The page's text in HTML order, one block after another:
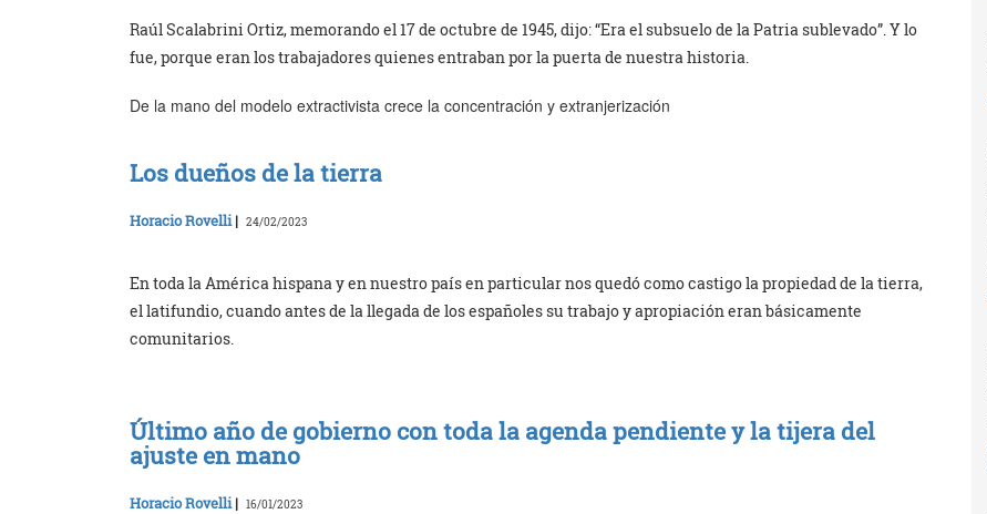
Raúl Scalabrini Ortiz, memorando el 17 de octubre de 1945, dijo: “Era el subsuelo de la Patria sublevado”. Y lo
fue, porque eran los trabajadores quienes entraban por la puerta de nuestra historia.
De la mano del modelo extractivista crece la concentración y extranjerización
Los dueños de la tierra
Horacio Rovelli| 24/02/2023
En toda la América hispana y en nuestro país en particular nos quedó como castigo la propiedad de la tierra,
el latifundio, cuando antes de la llegada de los españoles su trabajo y apropiación eran básicamente
comunitarios.
Último año de gobierno con toda la agenda pendiente y la tijera del
ajuste en mano
Horacio Rovelli| 16/01/2023